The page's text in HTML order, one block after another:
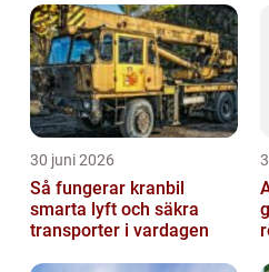
30 juni 2026
Så fungerar kranbil
smarta lyft och säkra
transporter i vardagen